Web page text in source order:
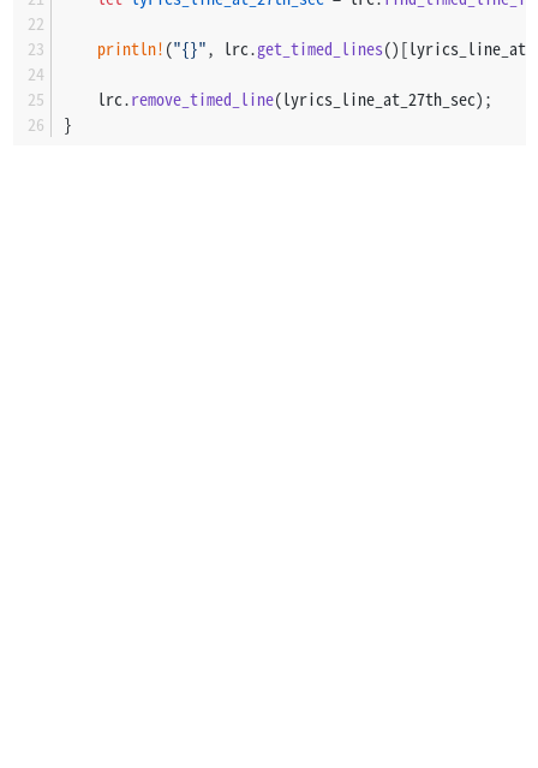
println! ("{}", lrc.get_timed_lines
    lrc.
remove_timed_line(lyrics_line_at_27th_sec);
}